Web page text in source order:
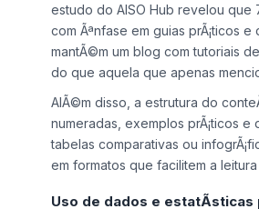
estudo do AISO Hub revelou que
com Ãªnfase em guias prÃ¡ticos
mantÃ©m um blog com tutoriais
do que aquela que apenas
AlÃ©m disso, a estrutura do
numeradas, exemplos prÃ¡ticos e
tabelas comparativas ou
em formatos que facilitem a
Uso de dados e